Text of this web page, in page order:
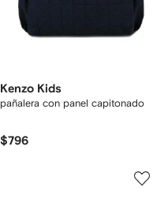
Kenzo Kids
pañalera con panel capitonado
$796